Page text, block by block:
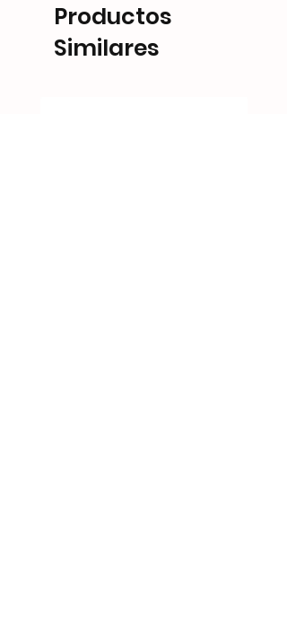
Productos
Similares